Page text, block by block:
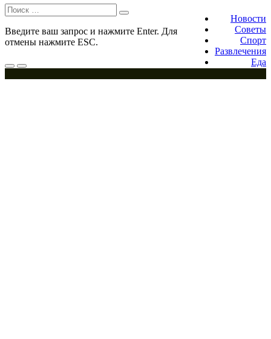
navigation
Новости
Советы
Спорт
Развлечения
Еда
Поиск:
Введите ваш запрос и нажмите Enter. Для
отмены нажмите ESC.
Меню